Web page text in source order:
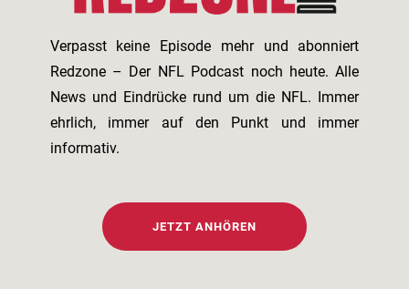
Verpasst keine Episode mehr und abonniert
Redzone – Der NFL Podcast noch heute. Alle
News und Eindrücke rund um die NFL. Immer
ehrlich, immer auf den Punkt und immer
informativ.
JETZT ANHÖREN